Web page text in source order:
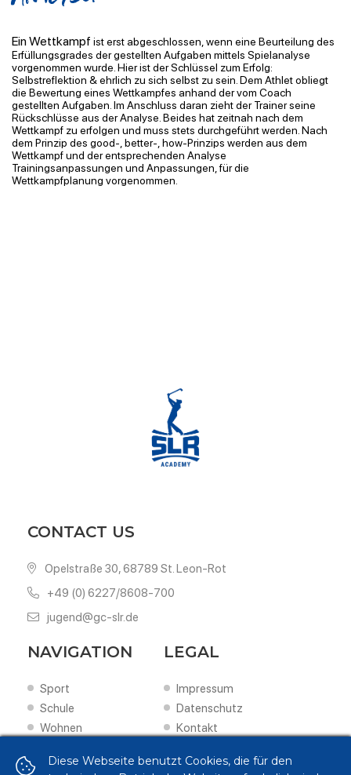
Ein Wettkampf ist erst abgeschlossen, wenn eine Beurteilung des
Erfüllungsgrades der gestellten Aufgaben mittels Spielanalyse
vorgenommen wurde. Hier ist der Schlüssel zum Erfolg:
Selbstreflektion & ehrlich zu sich selbst zu sein. Dem Athlet obliegt
die Bewertung eines Wettkampfes anhand der vom Coach
gestellten Aufgaben. Im Anschluss daran zieht der Trainer seine
Rückschlüsse aus der Analyse. Beides hat zeitnah nach dem
Wettkampf zu erfolgen und muss stets durchgeführt werden. Nach
dem Prinzip des good-, better-, how-Prinzips werden aus dem
Wettkampf und der entsprechenden Analyse
Trainingsanpassungen und Anpassungen, für die
Wettkampfplanung vorgenommen.
CONTACT US
Opelstraße 30, 68789 St. Leon-Rot
+49 (0) 6227/8608-700
jugend@gc-slr.de
NAVIGATION
Sport
Schule
Wohnen
Förderung
LEGAL
Impressum
Datenschutz
Kontakt
Diese Webseite benutzt Cookies, die für den